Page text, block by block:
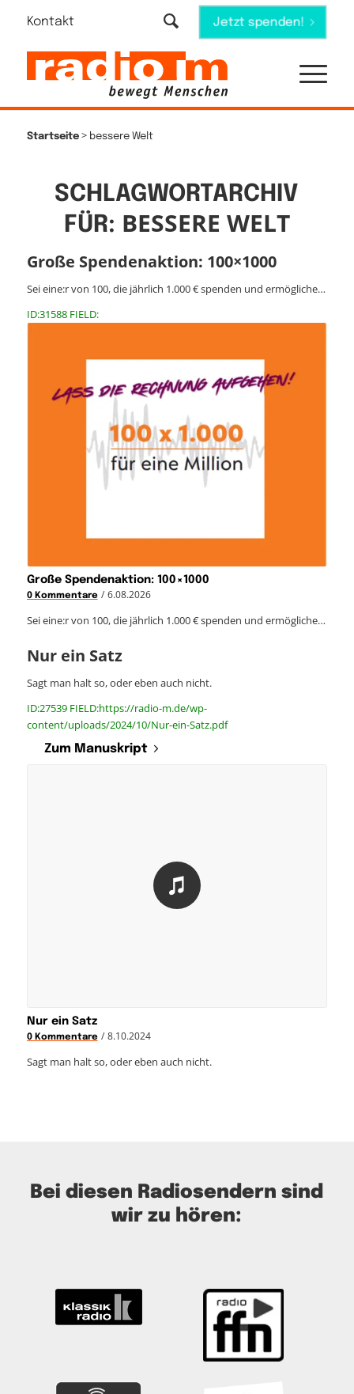
Kontakt Jetzt spenden!
Startseite> bessere Welt
SCHLAGWORTARCHIV
FÜR: BESSERE WELT
Große Spendenaktion: 100×1000
Sei eine:r von 100, die jährlich 1.000 € spenden und ermögliche…
ID:31588 FIELD:
Große Spendenaktion: 100×1000
0 Kommentare / 6.08.2026
Sei eine:r von 100, die jährlich 1.000 € spenden und ermögliche…
Nur ein Satz
Sagt man halt so, oder eben auch nicht.
ID:27539 FIELD:https://radio-m.de/wp-
content/uploads/2024/10/Nur-ein-Satz.pdf
Zum Manuskript
Nur ein Satz
0 Kommentare / 8.10.2024
Sagt man halt so, oder eben auch nicht.
Bei diesen Radiosendern sind
wir zu hören: